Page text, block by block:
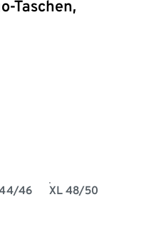
Taschen,
46 XL 48/50